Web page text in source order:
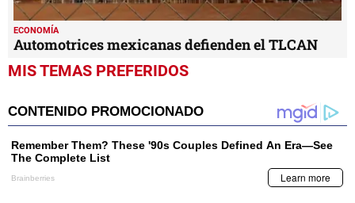
ECONOMÍA
Automotrices mexicanas defienden el TLCAN
MIS TEMAS PREFERIDOS